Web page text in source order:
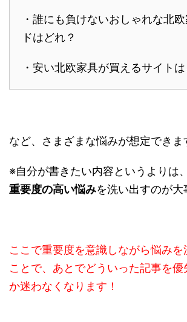
・誰にも負けないおしゃれな北
ドはどれ？
・安い北欧家具が買えるサイトは
など、さまざまな悩みが想定できま
※自分が書きたい内容というよりは、
重要度の高い悩みを洗い出すのが大
ここで重要度を意識しながら悩みを
ことで、あとでどういった記事を優
か迷わなくなります！